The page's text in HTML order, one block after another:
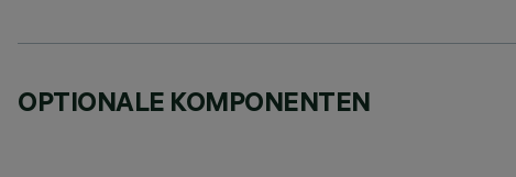
OPTIONALE KOMPONENTEN